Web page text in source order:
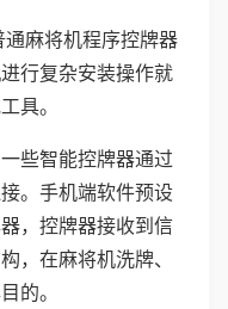
麻将机程序控牌器
行复杂安装操作就
具。
些智能控牌器通过
。手机端软件预设
，控牌器接收到信
，在麻将机洗牌、
的。